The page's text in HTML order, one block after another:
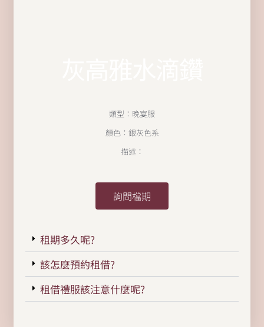
類型：晚宴服
顏色：銀灰色系
描述：
詢問檔期
租期多久呢?
該怎麼預約租借?
租借禮服該注意什麼呢?